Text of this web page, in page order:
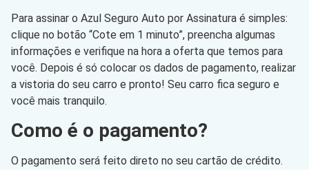
Para assinar o Azul Seguro Auto por Assinatura é simples:
clique no botão “Cote em 1 minuto”, preencha algumas
informações e verifique na hora a oferta que temos para
você. Depois é só colocar os dados de pagamento, realizar
a vistoria do seu carro e pronto! Seu carro fica seguro e
você mais tranquilo.
Como é o pagamento?
O pagamento será feito direto no seu cartão de crédito.